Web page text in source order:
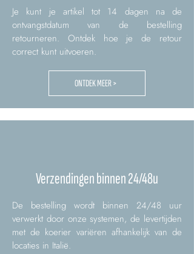
Je kunt je artikel tot 14 dagen na de
ontvangstdatum van de bestelling
retourneren. Ontdek hoe je de retour
correct kunt uitvoeren.
ONTDEK MEER >
Verzendingen binnen 24/48u
De bestelling wordt binnen 24/48 uur
verwerkt door onze systemen, de levertijden
met de koerier variëren afhankelijk van de
locaties in Italië.